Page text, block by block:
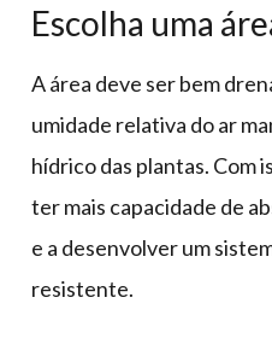
Escolha uma
A área deve ser bem
umidade relativa do ar
hídrico das plantas. Com
ter mais capacidade de
e a desenvolver um
resistente.